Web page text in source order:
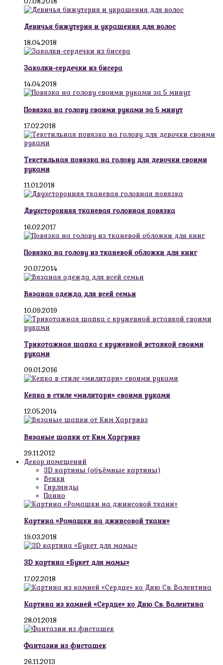
Девичья бижутерия и украшения для волос
18.04.2018
Заколки-сердечки из бисера
14.04.2018
Повязка на голову своими руками за 5 минут
17.02.2018
Текстильная повязка на голову для девочки своими
руками
11.01.2018
Двухсторонняя тканевая головная повязка
16.02.2017
Повязка на голову из тканевой обложки для книг
20.07.2014
Вязаная одежда для всей семьи
10.09.2019
Трикотажная шапка с кружевной вставкой своими
руками
09.01.2016
Кепка в стиле «милитари» своими руками
12.05.2014
Вязаные шапки от Ким Харгривз
29.11.2012
Декор помещений
3D картины (объёмные картины)
Венки
Гирлянды
Панно
Картина «Ромашки на джинсовой ткани»
19.03.2018
3D картина «Букет для мамы»
17.02.2018
Картина из камней «Сердце» ко Дню Св. Валентина
28.01.2018
Фантазии из фисташек
26.11.2013